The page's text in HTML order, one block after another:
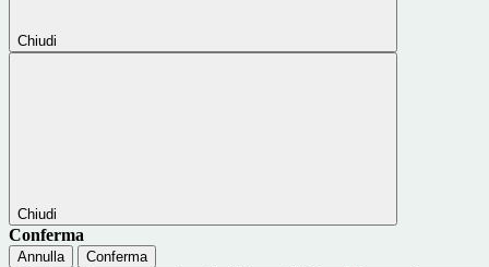
Chiudi
Chiudi
Conferma
Annulla Conferma